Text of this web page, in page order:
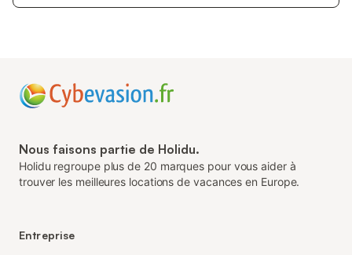
Nous faisons partie de Holidu.
Holidu regroupe plus de 20 marques pour vous aider à
trouver les meilleures locations de vacances en Europe.
Entreprise